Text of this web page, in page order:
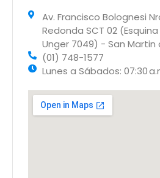
Av. Francisco Bolognesi
Redonda SCT 02
Unger 7049) - San Martin
(01) 748-1577
Lunes a Sábados: 07:30